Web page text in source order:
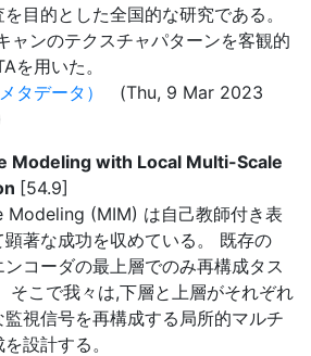
目的とした全国的な研究である。
ャンのテクスチャパターンを客観的
を用いた。
タデータ）
(Thu, 9 Mar 2023
Modeling with Local Multi-Scale
[54.9]
Modeling (MIM) は自己教師付き表
著な成功を収めている。 既存の
コーダの最上層でのみ再構成タス
そこで我々は,下層と上層がそれぞれ
視信号を再構成する局所的マルチ
設計する。